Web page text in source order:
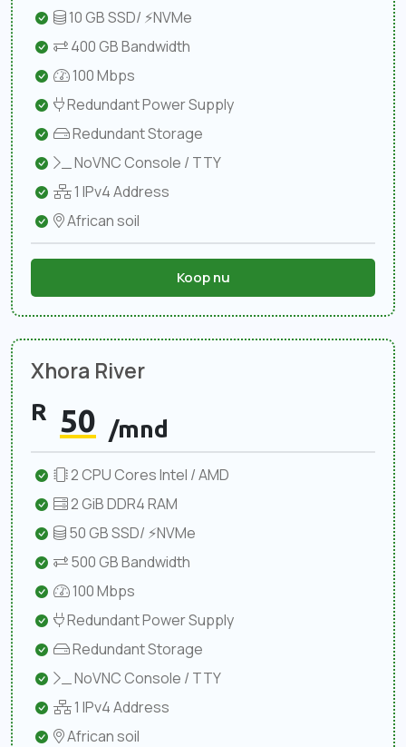
10 GB SSD/ ⚡NVMe
400 GB Bandwidth
100 Mbps
Redundant Power Supply
Redundant Storage
NoVNC Console / TTY
1 IPv4 Address
African soil
Koop nu
Xhora River
R 50 /mnd
2 CPU Cores Intel / AMD
2 GiB DDR4 RAM
50 GB SSD/ ⚡NVMe
500 GB Bandwidth
100 Mbps
Redundant Power Supply
Redundant Storage
NoVNC Console / TTY
1 IPv4 Address
African soil